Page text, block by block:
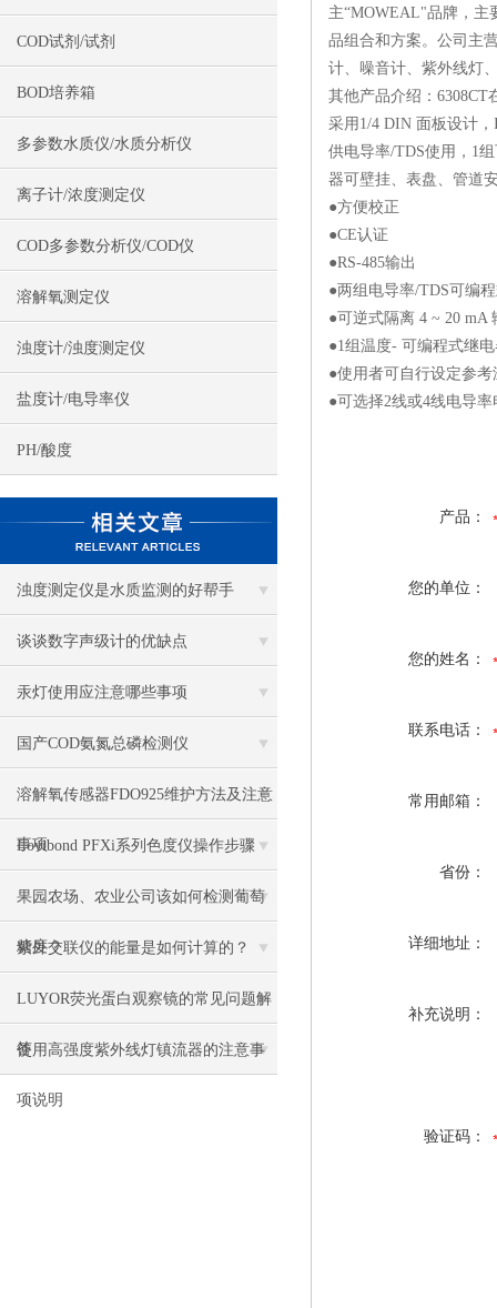
COD试剂/试剂
BOD培养箱
多参数水质仪/水质分析仪
离子计/浓度测定仪
COD多参数分析仪/COD仪
溶解氧测定仪
浊度计/浊度测定仪
盐度计/电导率仪
PH/酸度
浊度测定仪是水质监测的好帮手
谈谈数字声级计的优缺点
汞灯使用应注意哪些事项
国产COD氨氮总磷检测仪
溶解氧传感器FDO925维护方法及注意
事项
Lovibond PFXi系列色度仪操作步骤
果园农场、农业公司该如何检测葡萄
糖度？
紫外交联仪的能量是如何计算的？
LUYOR荧光蛋白观察镜的常见问题解
答
使用高强度紫外线灯镇流器的注意事
项说明
主“MOWEAL"品牌，主
品组合和方案。公司主
计、噪音计、紫外线灯
其他产品介绍：6308CT
采用1/4 DIN 面板设计
供电导率/TDS使用，1
器可壁挂、表盘、管道
●方便校正
●CE认证
●RS-485输出
●两组电导率/TDS可编
●可逆式隔离 4 ~ 20 mA
●1组温度- 可编程式继
●使用者可自行设定参
●可选择2线或4线电导率
产品：
您的单位：
您的姓名：
联系电话：
常用邮箱：
省份：
详细地址：
补充说明：
验证码：